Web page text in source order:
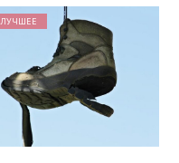
ЛУЧШЕЕ